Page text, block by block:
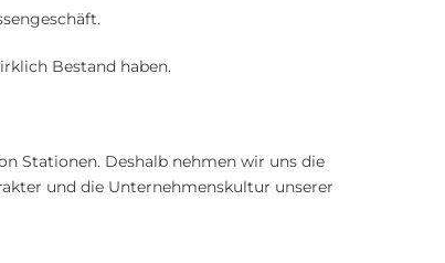
Bestand haben.
Stationen. Deshalb nehmen wir uns die
und die Unternehmenskultur unserer